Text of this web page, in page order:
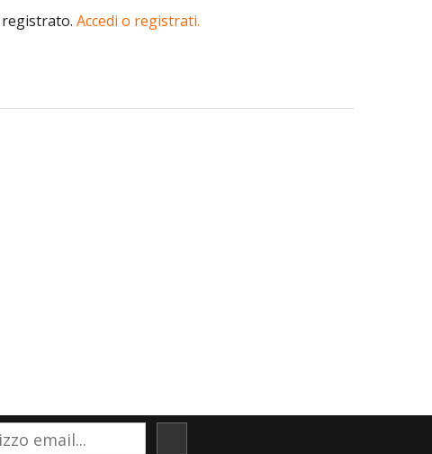
Accedi o registrati.